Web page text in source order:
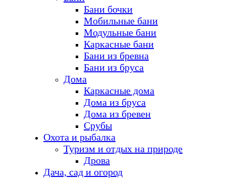
Бани бочки
Мобильные бани
Модульные бани
Каркасные бани
Бани из бревна
Бани из бруса
Дома
Каркасные дома
Дома из бруса
Дома из бревен
Срубы
Охота и рыбалка
Туризм и отдых на природе
Дрова
Дача, сад и огород